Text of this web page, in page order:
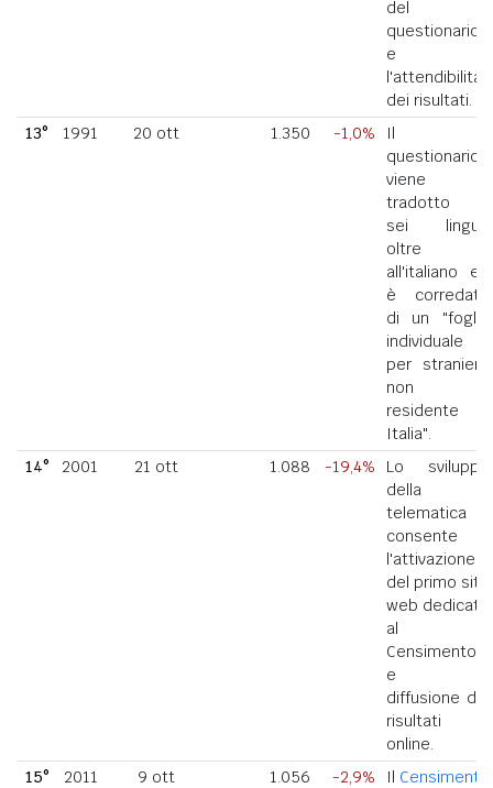
del
questionario
e
l'attendibilità
dei risultati.
13°
1991 20 ott 1.350 -1,0%
Il
questionario
viene
tradotto in
sei lingue
oltre
all'italiano ed
è corredato
di un "foglio
individuale
per straniero
non
residente in
Italia".
14°
2001 21 ott 1.088 -19,4%
Lo sviluppo
della
telematica
consente
l'attivazione
del primo sito
web dedicato
al
Censimento
e la
diffusione dei
risultati
online.
15°
2011 9 ott 1.056 -2,9% Il Censimento